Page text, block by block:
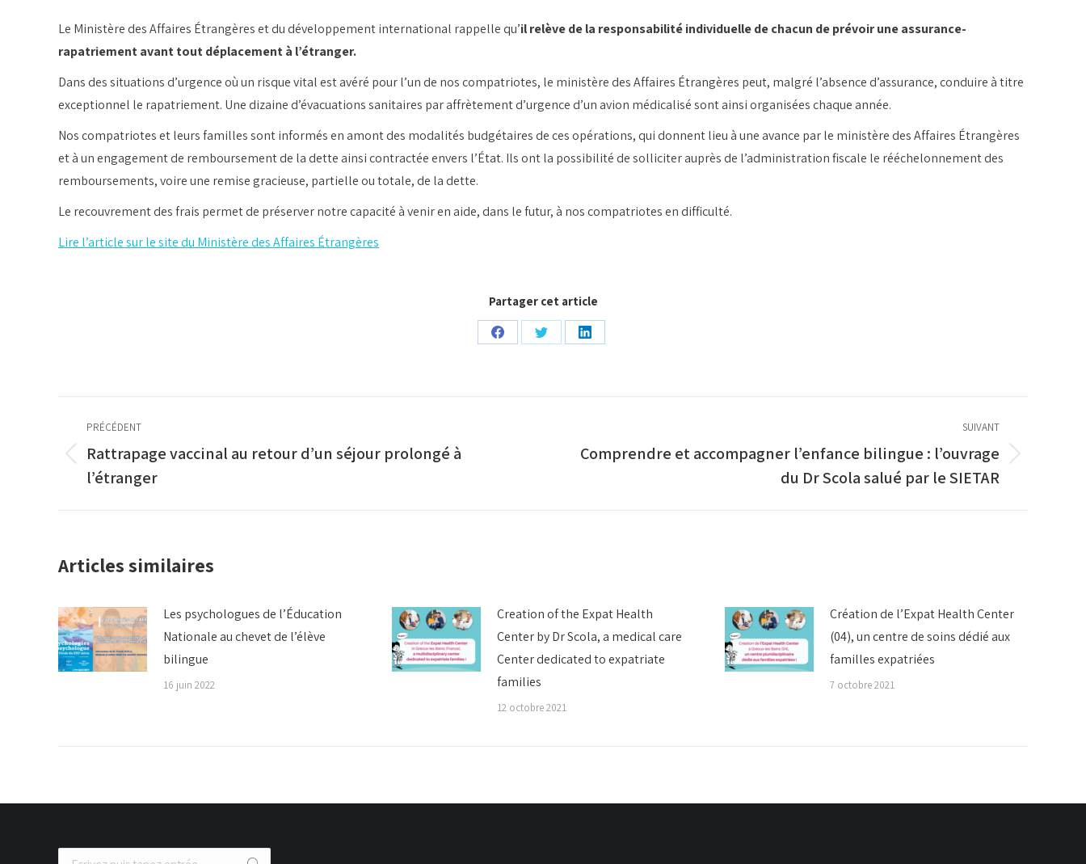
Le Ministère des Affaires Étrangères et du développement international rappelle qu’il relève de la responsabilité individuelle de chacun de prévoir une assurance-
rapatriement avant tout déplacement à l’étranger.
Dans des situations d’urgence où un risque vital est avéré pour l’un de nos compatriotes, le ministère des Affaires Étrangères peut, malgré l’absence d’assurance, conduire à titre
exceptionnel le rapatriement. Une dizaine d’évacuations sanitaires par affrètement d’urgence d’un avion médicalisé sont ainsi organisées chaque année.
Nos compatriotes et leurs familles sont informés en amont des modalités budgétaires de ces opérations, qui donnent lieu à une avance par le ministère des Affaires Étrangères
et à un engagement de remboursement de la dette ainsi contractée envers l’État. Ils ont la possibilité de solliciter auprès de l’administration fiscale le rééchelonnement des
remboursements, voire une remise gracieuse, partielle ou totale, de la dette.
Le recouvrement des frais permet de préserver notre capacité à venir en aide, dans le futur, à nos compatriotes en difficulté.
Lire l’article sur le site du Ministère des Affaires Étrangères
Partager cet article
PartagerPartagerPartager
Navigation
article
PRÉCÉDENT
Article
précédent
Rattrapage vaccinal au retour d’un séjour prolongé à
l’étranger
SUIVANT
Article
Comprendre et accompagner l’enfance bilingue : l’ouvrage
du Dr Scola salué par le SIETAR
Articles similaires
Les psychologues de l’Éducation
Nationale au chevet de l’élève
bilingue
16 juin 2022
Creation of the Expat Health
Center by Dr Scola, a medical care
Center dedicated to expatriate
families
12 octobre 2021
Création de l’Expat Health Center
(04), un centre de soins dédié aux
familles expatriées
7 octobre 2021
Recherche